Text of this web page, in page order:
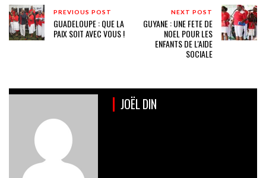
PREVIOUS POST
GUADELOUPE : QUE LA
PAIX SOIT AVEC VOUS !
NEXT POST
GUYANE : UNE FETE DE
NOEL POUR LES
ENFANTS DE L'AIDE
SOCIALE
JOËL DIN